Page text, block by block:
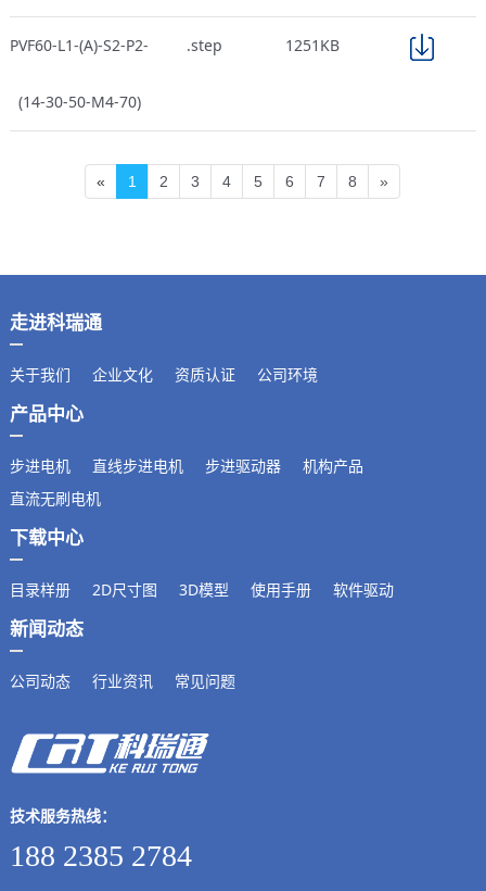
PVF60-L1-(A)-S2-P2-
(14-30-50-M4-70)
.step 1251KB
« 1 2 3 4 5 6 7 8 »
走进科瑞通
关于我们 企业文化 资质认证 公司环境
产品中心
步进电机 直线步进电机 步进驱动器
机构产品
直流无刷电机
下载中心
目录样册 2D尺寸图 3D模型 使用手册 软件驱动
新闻动态
公司动态 行业资讯 常见问题
技术服务热线：
188 2385 2784